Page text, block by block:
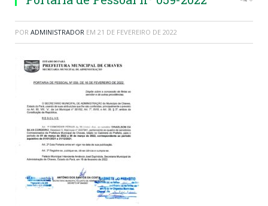
POR ADMINISTRADOR EM 21 DE FEVEREIRO DE 2022